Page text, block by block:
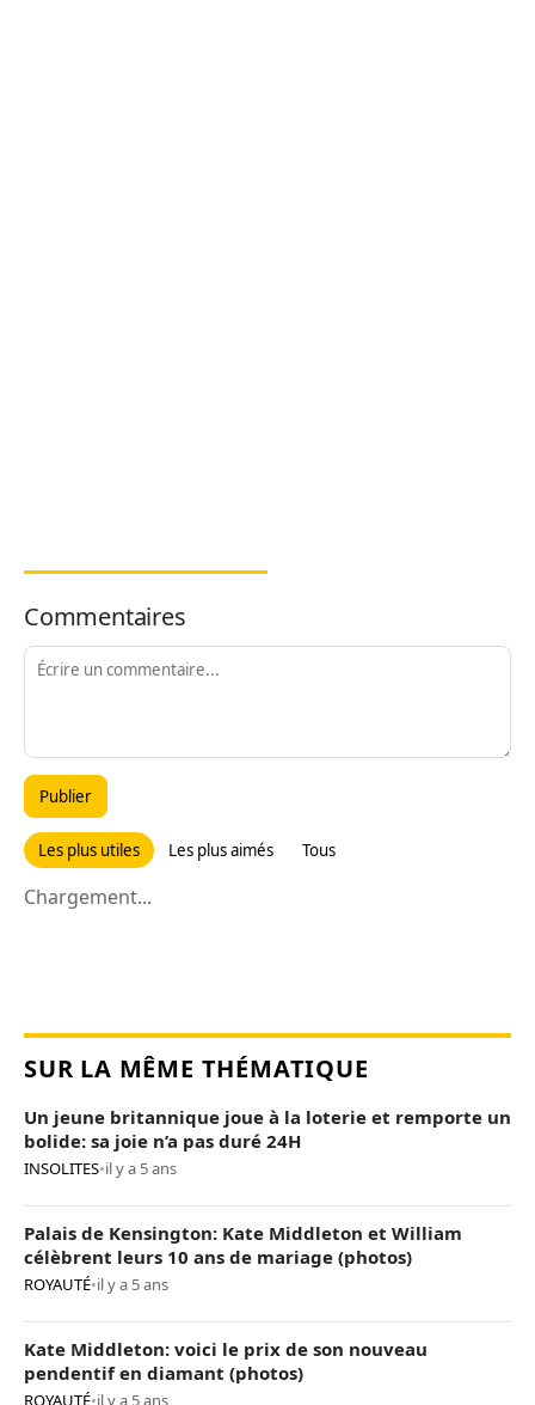
Commentaires
Publier
Les plus utiles Les plus aimés Tous
Chargement...
SUR LA MÊME THÉMATIQUE
Un jeune britannique joue à la loterie et remporte un
bolide: sa joie n’a pas duré 24H
INSOLITES•il y a 5 ans
Palais de Kensington: Kate Middleton et William
célèbrent leurs 10 ans de mariage (photos)
ROYAUTÉ•il y a 5 ans
Kate Middleton: voici le prix de son nouveau
pendentif en diamant (photos)
ROYAUTÉ•il y a 5 ans